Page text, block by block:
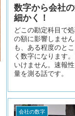
数字から会社
細かく！
どこの勘定科目で
の額に影響しませ
も、ある程度のと
く数字になります
いけません。速報
量を測る話です。
会社の数字